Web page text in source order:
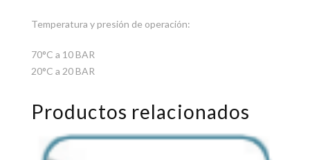
Temperatura y presión de operación:
70°C a 10 BAR
20°C a 20 BAR
Productos relacionados